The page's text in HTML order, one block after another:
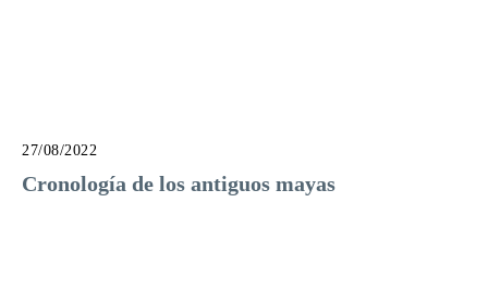
27/08/2022
Cronología de los antiguos mayas